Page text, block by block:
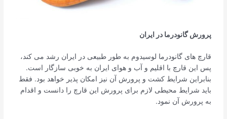
پرورش گانودرما در ایران
قارچ های گانودرما لوسیدوم به طور طبیعی در ایران رشد می کند،
پس این قارچ با اقلیم و آب و هوای ایران به خوبی سازگار است.
بنابراین شرایط کشت و پرورش آن نیز امکان پذیر خواهد بود. فقط
باید شرایط محیطی لازم برای پرورش این قارچ را دانست و اقدام
به پرورش آن نمود.